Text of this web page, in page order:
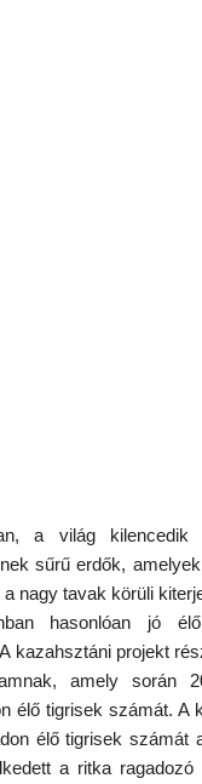
a világ kilencedik
sűrű erdők,
nagy tavak körüli
hasonlóan jó
kazahsztáni projekt
amely során
élő tigrisek számát. A
élő tigrisek számát
a ritka ragadozó